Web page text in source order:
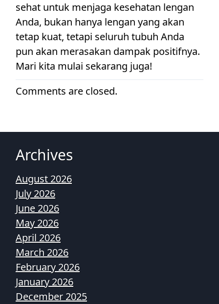
sehat untuk menjaga kesehatan lengan
Anda, bukan hanya lengan yang akan
tetap kuat, tetapi seluruh tubuh Anda
pun akan merasakan dampak positifnya.
Mari kita mulai sekarang juga!
Comments are closed.
Archives
August 2026
July 2026
June 2026
May 2026
April 2026
March 2026
February 2026
January 2026
December 2025